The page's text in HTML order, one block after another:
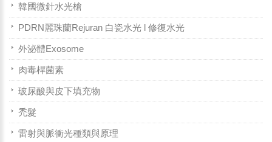
韓國微針水光槍
PDRN麗珠蘭Rejuran 白瓷水光 l 修復水光
外泌體Exosome
肉毒桿菌素
玻尿酸與皮下填充物
禿髮
雷射與脈衝光種類與原理